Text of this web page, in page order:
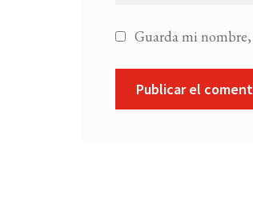
Guarda mi nombre,